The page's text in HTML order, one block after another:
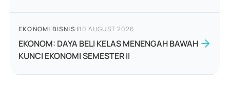
EKONOMI BISNIS |10 AUGUST 2026
EKONOM: DAYA BELI KELAS MENENGAH BAWAH
KUNCI EKONOMI SEMESTER II